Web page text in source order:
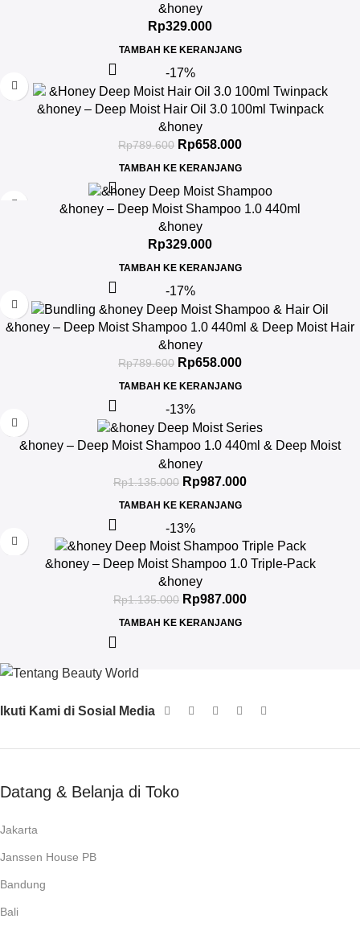
&honey
Rp329.000
TAMBAH KE KERANJANG
-17%
&honey – Deep Moist Hair Oil 3.0 100ml Twinpack
&honey
Rp789.600 Rp658.000
TAMBAH KE KERANJANG
&honey – Deep Moist Shampoo 1.0 440ml
&honey
Rp329.000
TAMBAH KE KERANJANG
-17%
&honey – Deep Moist Shampoo 1.0 440ml & Deep Moist Hair
Oil 3.0 100ml
&honey
Rp789.600 Rp658.000
TAMBAH KE KERANJANG
-13%
&honey – Deep Moist Shampoo 1.0 440ml & Deep Moist
Treatment 2.0 445Gr & Deep Moist Hair Oil 3.0 100ml
&honey
Rp1.135.000 Rp987.000
TAMBAH KE KERANJANG
-13%
&honey – Deep Moist Shampoo 1.0 Triple-Pack
&honey
Rp1.135.000 Rp987.000
TAMBAH KE KERANJANG
Ikuti Kami di Sosial Media
Datang & Belanja di Toko
Jakarta
Janssen House PB
Bandung
Bali